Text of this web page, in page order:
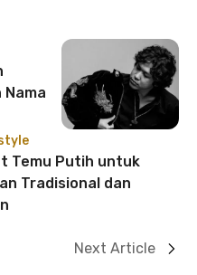
Nama
Temu Putih untuk
Tradisional dan
Next Article